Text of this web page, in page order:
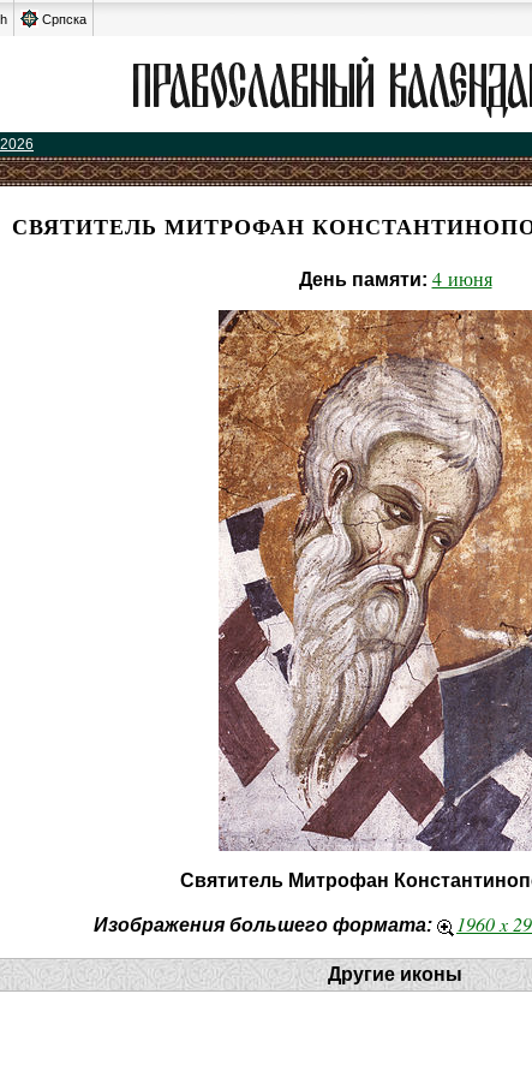
Српска
СВЯТИТЕЛЬ МИТРОФАН
День памяти: 4 июня
Святитель Митрофан
Изображения большего формата: 1960 x
Другие иконы